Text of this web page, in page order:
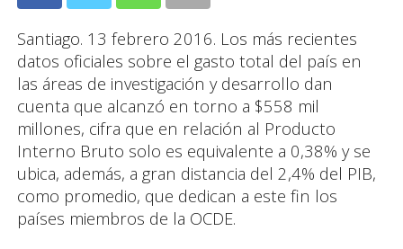
Santiago. 13 febrero 2016. Los más recientes
datos oficiales sobre el gasto total del país en
las áreas de investigación y desarrollo dan
cuenta que alcanzó en torno a $558 mil
millones, cifra que en relación al Producto
Interno Bruto solo es equivalente a 0,38% y se
ubica, además, a gran distancia del 2,4% del PIB,
como promedio, que dedican a este fin los
países miembros de la OCDE.